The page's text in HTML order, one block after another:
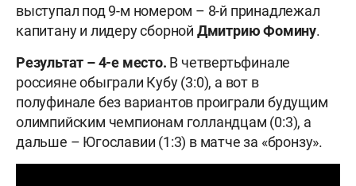
выступал под 9-м номером – 8-й принадлежал
капитану и лидеру сборной Дмитрию Фомину.
Результат – 4-е место. В четвертьфинале
россияне обыграли Кубу (3:0), а вот в
полуфинале без вариантов проиграли будущим
олимпийским чемпионам голландцам (0:3), а
дальше – Югославии (1:3) в матче за «бронзу».